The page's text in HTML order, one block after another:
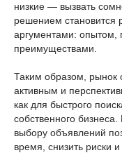
низкие — вызвать
решением становится
аргументами: опытом,
преимуществами.
Таким образом, рынок
активным и
как для быстрого
собственного
выбору объявлений
время, снизить риски и